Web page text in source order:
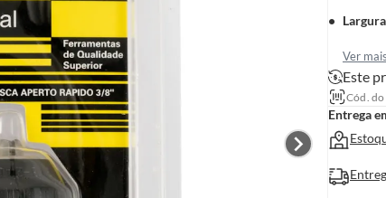
Ver
Este
Cód.
Entrega